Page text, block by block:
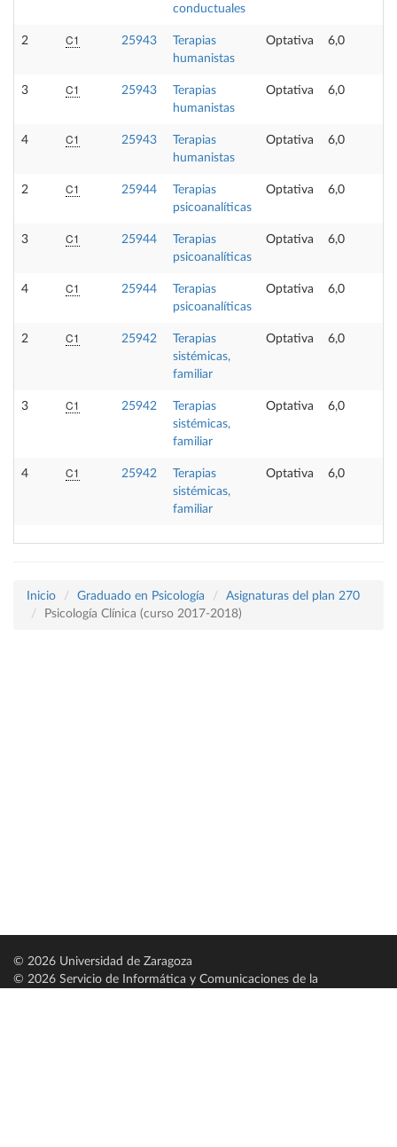
conductuales
2 C1 25943
Terapias
humanistas
Optativa 6,0
3 C1 25943
Terapias
humanistas
Optativa 6,0
4 C1 25943
Terapias
humanistas
Optativa 6,0
2 C1 25944
Terapias
psicoanalíticas
Optativa 6,0
3 C1 25944
Terapias
psicoanalíticas
Optativa 6,0
4 C1 25944
Terapias
psicoanalíticas
Optativa 6,0
2 C1 25942
Terapias
sistémicas,
familiar
Optativa 6,0
3 C1 25942
Terapias
sistémicas,
familiar
Optativa 6,0
4 C1 25942
Terapias
sistémicas,
familiar
Optativa 6,0
Inicio Graduado en Psicología
Asignaturas del plan 270
Psicología Clínica (curso 2017-2018)
© 2026 Universidad de Zaragoza
© 2026 Servicio de Informática y Comunicaciones de la